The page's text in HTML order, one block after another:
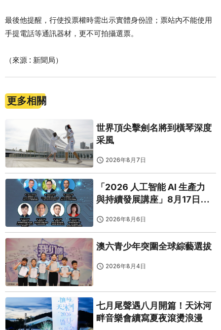
最後他提醒，行使投票權時需出示實體身份證；票站內不能使用
手提電話等通訊器材，更不可拍攝選票。
（來源 : 新聞局）
更多相關
世界頂尖擊劍名將到橫琴深度
采風
2026年8月7日
「2026 人工智能 AI 生產力
與持續發展講座」8月17日免
2026年8月6日
澳六青少年突圍全球綜藝選拔
2026年8月4日
七月尾聲遇八月開篇！天沐河
畔音樂會續寫夏夜滾燙浪漫